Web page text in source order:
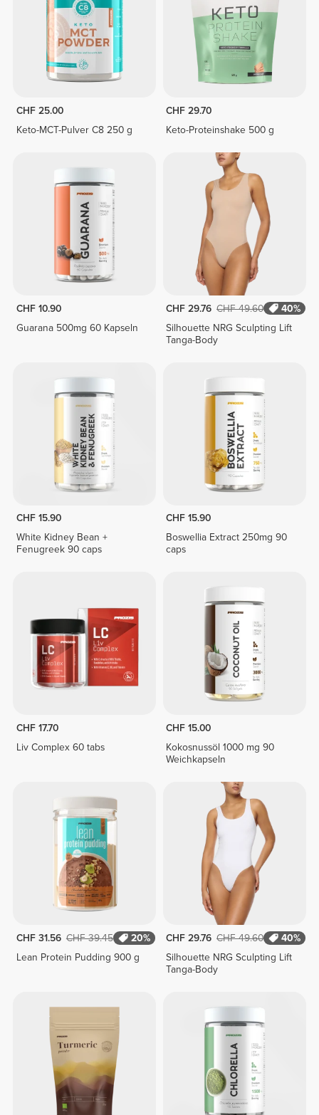
CHF 25.00
Keto-MCT-Pulver C8 250 g
CHF 29.70
Keto-Proteinshake 500 g
CHF 10.90
Guarana 500mg 60 Kapseln
CHF 29.76 CHF 49.60
40%
Silhouette NRG Sculpting Lift
Tanga-Body
CHF 15.90
White Kidney Bean +
Fenugreek 90 caps
CHF 15.90
Boswellia Extract 250mg 90
caps
CHF 17.70
Liv Complex 60 tabs
CHF 15.00
Kokosnussöl 1000 mg 90
Weichkapseln
CHF 31.56 CHF 39.45
20%
Lean Protein Pudding 900 g
CHF 29.76 CHF 49.60
40%
Silhouette NRG Sculpting Lift
Tanga-Body